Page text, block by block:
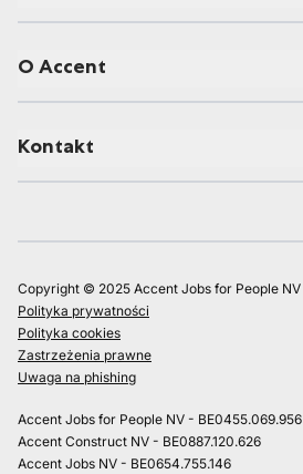
O Accent
Kontakt
Copyright © 2025 Accent Jobs for People NV
Polityka prywatności
Polityka cookies
Zastrzeżenia prawne
Uwaga na phishing
Accent Jobs for People NV - BE0455.069.956
Accent Construct NV - BE0887.120.626
Accent Jobs NV - BE0654.755.146